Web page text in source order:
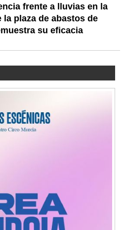
frente a lluvias en la
plaza de abastos de
su eficacia